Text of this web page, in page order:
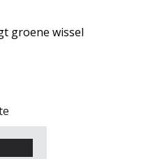
groene wissel